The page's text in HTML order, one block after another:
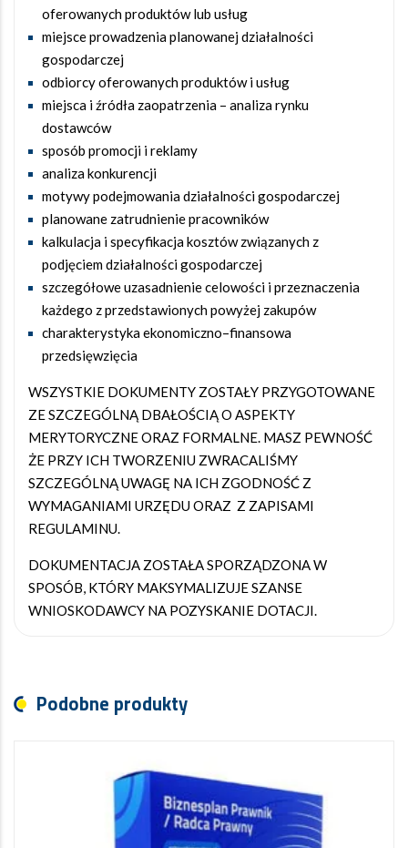
oferowanych produktów lub usług
miejsce prowadzenia planowanej działalności
gospodarczej
odbiorcy oferowanych produktów i usług
miejsca i źródła zaopatrzenia – analiza rynku
dostawców
sposób promocji i reklamy
analiza konkurencji
motywy podejmowania działalności gospodarczej
planowane zatrudnienie pracowników
kalkulacja i specyfikacja kosztów związanych z
podjęciem działalności gospodarczej
szczegółowe uzasadnienie celowości i przeznaczenia
każdego z przedstawionych powyżej zakupów
charakterystyka ekonomiczno–finansowa
przedsięwzięcia
WSZYSTKIE DOKUMENTY ZOSTAŁY PRZYGOTOWANE
ZE SZCZEGÓLNĄ DBAŁOŚCIĄ O ASPEKTY
MERYTORYCZNE ORAZ FORMALNE. MASZ PEWNOŚĆ
ŻE PRZY ICH TWORZENIU ZWRACALIŚMY
SZCZEGÓLNĄ UWAGĘ NA ICH ZGODNOŚĆ Z
WYMAGANIAMI URZĘDU ORAZ Z ZAPISAMI
REGULAMINU.
DOKUMENTACJA ZOSTAŁA SPORZĄDZONA W
SPOSÓB, KTÓRY MAKSYMALIZUJE SZANSE
WNIOSKODAWCY NA POZYSKANIE DOTACJI.
Podobne produkty